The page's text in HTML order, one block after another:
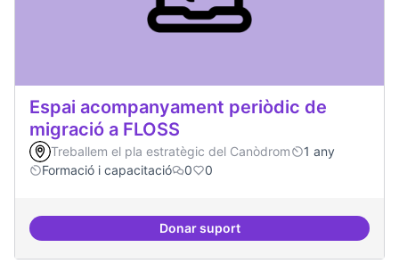
Espai acompanyament periòdic de
migració a FLOSS
Treballem el pla estratègic del Canòdrom
1 any
Formació i capacitació
0 0
Donar suportEspai acompanyament periòdic